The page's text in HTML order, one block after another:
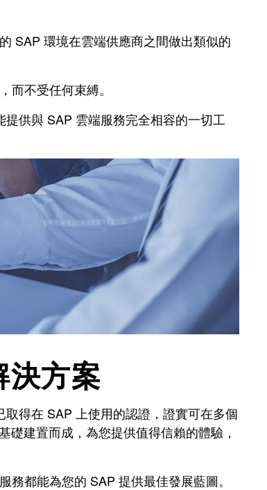
SAP 環境在雲端供應商之間做出類似的
不受任何束縛。
供與 SAP 雲端服務完全相容的一切工
決方案
得在 SAP 上使用的認證，證實可在多個
建置而成，為您提供值得信賴的體驗，
務都能為您的 SAP 提供最佳發展藍圖。